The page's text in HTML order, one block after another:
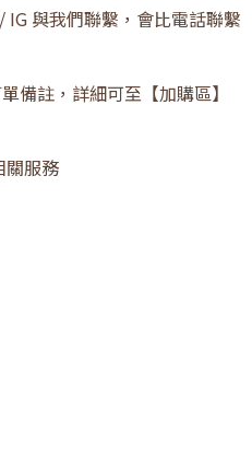
與我們聯繫，會比電話聯繫
備註，詳細可至【加購區】
關服務